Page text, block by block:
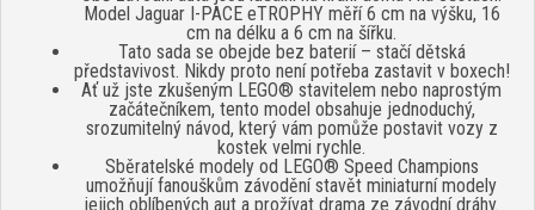
Model Jaguar I-PACE eTROPHY měří 6 cm na výšku, 16
cm na délku a 6 cm na šířku.
Tato sada se obejde bez baterií – stačí dětská
představivost. Nikdy proto není potřeba zastavit v boxech!
Ať už jste zkušeným LEGO® stavitelem nebo naprostým
začátečníkem, tento model obsahuje jednoduchý,
srozumitelný návod, který vám pomůže postavit vozy z
kostek velmi rychle.
Sběratelské modely od LEGO® Speed Champions
umožňují fanouškům závodění stavět miniaturní modely
jejich oblíbených aut a prožívat drama ze závodní dráhy.